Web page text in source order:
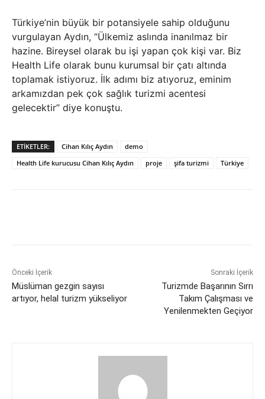
Türkiye’nin büyük bir potansiyele sahip olduğunu
vurgulayan Aydın, “Ülkemiz aslında inanılmaz bir
hazine. Bireysel olarak bu işi yapan çok kişi var. Biz
Health Life olarak bunu kurumsal bir çatı altında
toplamak istiyoruz. İlk adımı biz atıyoruz, eminim
arkamızdan pek çok sağlık turizmi acentesi
gelecektir” diye konuştu.
ETIKETLER: Cihan Kılıç Aydın
demo
Health Life kurucusu Cihan Kılıç Aydın
proje şifa turizmi Türkiye
Önceki İçerik
Müslüman gezgin sayısı
artıyor, helal turizm yükseliyor
Sonraki İçerik
Turizmde Başarının Sırrı
Takım Çalışması ve
Yenilenmekten Geçiyor